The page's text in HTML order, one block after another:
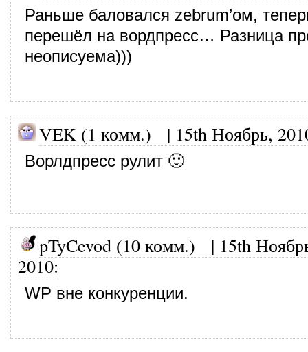
Раньше баловался zebrum’ом,
перешёл на вордпресс… Разница
неописуема)))
VEK (1 комм.) | 15th Ноябрь,
Ворлдпресс рулит 🙂
pTyCevod (10 комм.) | 15th
2010:
WP вне конкуренции.